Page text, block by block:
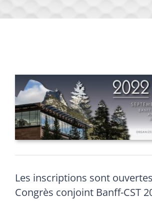
Les inscriptions sont
Congrès conjoint Banff-CST